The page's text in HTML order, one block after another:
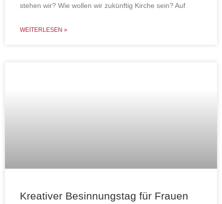
stehen wir? Wie wollen wir zukünftig Kirche sein? Auf
WEITERLESEN »
Kreativer Besinnungstag für Frauen